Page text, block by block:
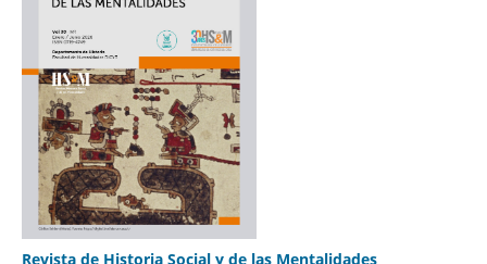
Revista de Historia Social y de las Mentalidades